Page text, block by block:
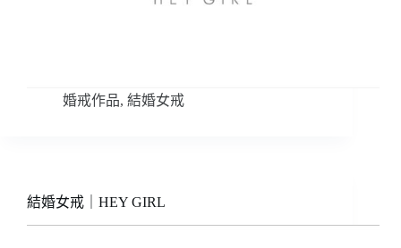
婚戒作品, 結婚女戒
結婚女戒｜HEY GIRL